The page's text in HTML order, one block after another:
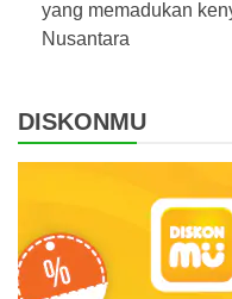
yang memadukan
Nusantara
DISKONMU